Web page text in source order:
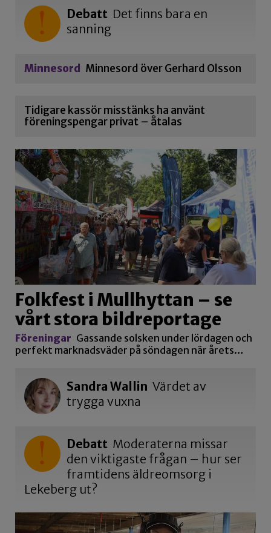
Debatt Det finns bara en
sanning
Minnesord Minnesord över Gerhard Olsson
Tidigare kassör misstänks ha använt
föreningspengar privat – åtalas
Folkfest i Mullhyttan – se
vårt stora bildreportage
Föreningar Gassande solsken under lördagen och
perfekt marknadsväder på söndagen när årets…
Sandra Wallin Värdet av
trygga vuxna
Debatt Moderaterna missar
den viktigaste frågan – hur ser
framtidens äldreomsorg i
Lekeberg ut?